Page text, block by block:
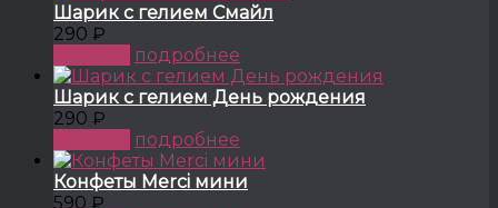
Шарик с гелием Смайл
290 ₽
подробнее
Шарик с гелием День рождения
290 ₽
подробнее
Конфеты Merci мини
590 ₽